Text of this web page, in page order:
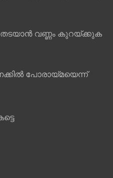
തടയാൻ വണ്ണം കുറയ്ക്കുക
പോരായ്മയെന്ന്